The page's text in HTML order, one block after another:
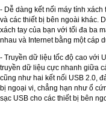
- Dễ dàng kết nối máy tính
và các thiết bị bên ngoài khác.
xách tay của bạn với tối đa ba
nhau và Internet bằng một cáp
- Truyền dữ liệu tốc độ cao với
truyền dữ liệu cực nhanh giữa
cũng như hai kết nối USB 2.0,
bị ngoại vi, chẳng hạn như ổ
sạc USB cho các thiết bị bên